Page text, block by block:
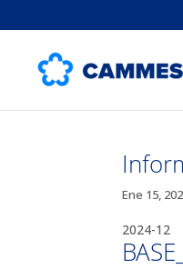
Ene 15,
2024-12